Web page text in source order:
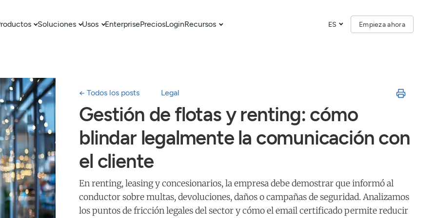
Soluciones Usos EnterprisePreciosLoginRecursos ES Empieza ahora
← Todos los posts Legal
Gestión de flotas y renting: cómo
blindar legalmente la comunicación con
el cliente
En renting, leasing y concesionarios, la empresa debe demostrar que informó al
conductor sobre multas, devoluciones, daños o campañas de seguridad. Analizamos
los puntos de fricción legales del sector y cómo el email certificado permite reducir